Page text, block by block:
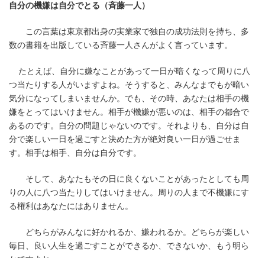
新
時
:
自分の機嫌は自分でとる（斉藤一人）
この言葉は東京都出身の実業家で独自の成功法則を持ち、多
数の書籍を出版している斉藤一人さんがよく言っています。
たとえば、自分に嫌なことがあって一日が暗くなって周りに八
つ当たりする人がいますよね。そうすると、みんなまでもが暗い
気分になってしまいませんか。でも、その時、あなたは相手の機
嫌をとってはいけません。相手が機嫌が悪いのは、相手の都合で
あるのです。自分の問題じゃないのです。それよりも、自分は自
分で楽しい一日を過ごすと決めた方が絶対良い一日が過ごせま
す。相手は相手、自分は自分です。
そして、あなたもその日に良くないことがあったとしても周
りの人に八つ当たりしてはいけません。周りの人まで不機嫌にす
る権利はあなたにはありません。
どちらがみんなに好かれるか、嫌われるか。どちらが楽しい
毎日、良い人生を過ごすことができるか、できないか、もう明ら